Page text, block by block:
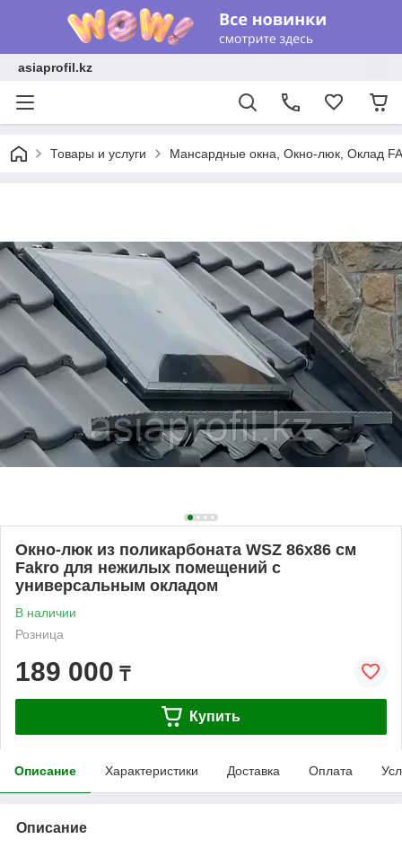
asiaprofil.kz
Товары и услуги Мансардные окна, Окно-люк, Оклад
Окно-люк из поликарбоната WSZ 86х86 см
Fakro для нежилых помещений с
универсальным окладом
В наличии
Розница
189 000 ₸
Купить
Описание Характеристики Доставка Оплата
Описание